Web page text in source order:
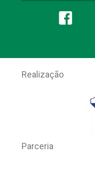
Realização
Parceria